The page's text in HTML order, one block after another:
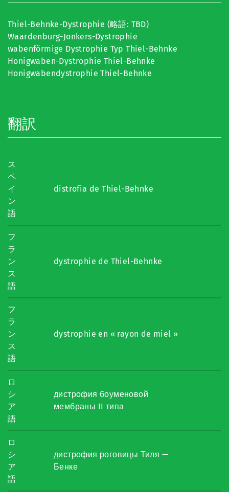
Thiel-Behnke-Dystrophie (略語: TBD)
Waardenburg-Jonkers-Dystrophie
wabenförmige Dystrophie Typ Thiel-Behnke
Honigwaben-Dystrophie Thiel-Behnke
Honigwabendystrophie Thiel-Behnke
翻訳
ス
ペ
イ
ン
語
distrofia de Thiel-Behnke
フ
ラ
ン
ス
語
dystrophie de Thiel-Behnke
フ
ラ
ン
ス
語
dystrophie en « rayon de miel »
ロ
シ
ア
語
дистрофия боуменовой
мембраны II типа
ロ
シ
ア
語
дистрофия роговицы Тиля —
Бенке